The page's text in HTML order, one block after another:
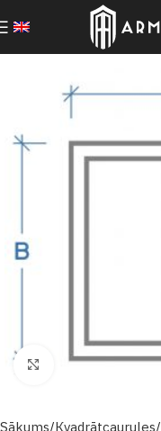
Click to enlarge
Sākums Кvadrātcaurules